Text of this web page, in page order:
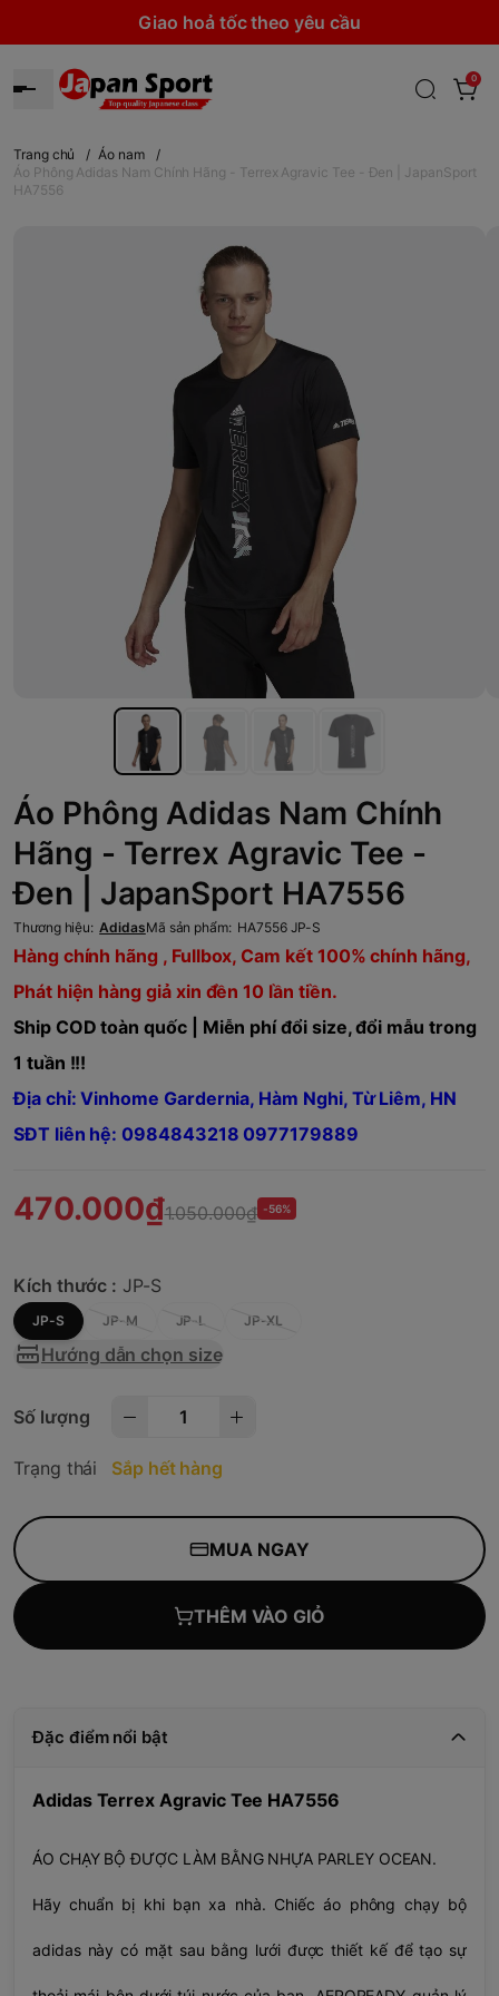
Giao hoả tốc theo yêu cầu
0
Trang chủ / Áo nam
/
Áo Phông Adidas Nam Chính Hãng - Terrex Agravic Tee - Đen | JapanSport
HA7556
Áo Phông Adidas Nam Chính
Hãng - Terrex Agravic Tee -
Đen | JapanSport HA7556
Thương hiệu: AdidasMã sản phẩm: HA7556 JP-S
Hàng chính hãng , Fullbox, Cam kết 100% chính hãng,
Phát hiện hàng giả xin đền 10 lần tiền.
Ship COD toàn quốc | Miễn phí đổi size, đổi mẫu trong
1 tuần !!!
Địa chỉ: Vinhome Gardernia, Hàm Nghi, Từ Liêm, HN
SĐT liên hệ: 0984843218 0977179889
470.000₫1.050.000₫ -56%
Kích thước : JP-S
JP-S JP-M JP-L JP-XL
Hướng dẫn chọn size
Số lượng
Trạng thái Sắp hết hàng
MUA NGAY
THÊM VÀO GIỎ
Đặc điểm nổi bật
Adidas Terrex Agravic Tee HA7556
ÁO CHẠY BỘ ĐƯỢC LÀM BẰNG NHỰA PARLEY OCEAN.
Hãy chuẩn bị khi bạn xa nhà. Chiếc áo phông chạy bộ
adidas này có mặt sau bằng lưới được thiết kế để tạo sự